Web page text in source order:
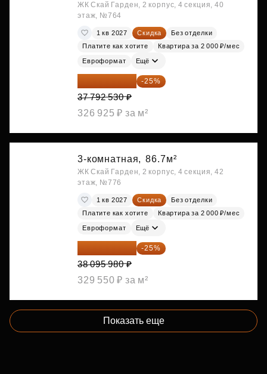
ЖК Скай Гарден, 2 корпус, 4 секция, 40
этаж, №764
1 кв 2027 Скидка
Без отделки
Платите как хотите
Квартира за 2 000 ₽/мес
Евроформат Ещё
28 344 398 ₽ -25%
37 792 530 ₽
326 925 ₽ за м²
3-комнатная, 86.7м²
ЖК Скай Гарден, 2 корпус, 4 секция, 42
этаж, №776
1 кв 2027 Скидка
Без отделки
Платите как хотите
Квартира за 2 000 ₽/мес
Евроформат Ещё
28 571 985 ₽ -25%
38 095 980 ₽
329 550 ₽ за м²
Показать еще